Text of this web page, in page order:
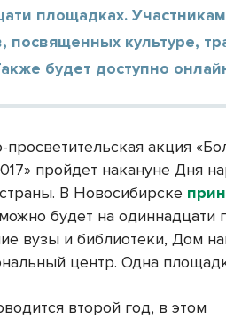
площадках.
посвященных культуре,
будет доступно
просветительская акция
пройдет накануне Дня
В Новосибирске
будет на одиннадцати
вузы и библиотеки, Дом
центр. Одна
второй год, в этом